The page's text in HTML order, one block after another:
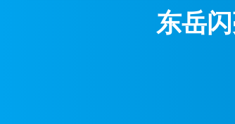
东岳